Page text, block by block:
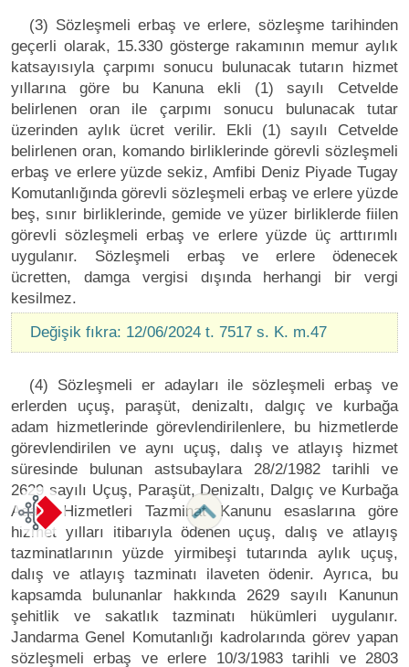
(3) Sözleşmeli erbaş ve erlere, sözleşme tarihinden
geçerli olarak, 15.330 gösterge rakamının memur aylık
katsayısıyla çarpımı sonucu bulunacak tutarın hizmet
yıllarına göre bu Kanuna ekli (1) sayılı Cetvelde
belirlenen oran ile çarpımı sonucu bulunacak tutar
üzerinden aylık ücret verilir. Ekli (1) sayılı Cetvelde
belirlenen oran, komando birliklerinde görevli sözleşmeli
erbaş ve erlere yüzde sekiz, Amfibi Deniz Piyade Tugay
Komutanlığında görevli sözleşmeli erbaş ve erlere yüzde
beş, sınır birliklerinde, gemide ve yüzer birliklerde fiilen
görevli sözleşmeli erbaş ve erlere yüzde üç arttırımlı
uygulanır. Sözleşmeli erbaş ve erlere ödenecek
ücretten, damga vergisi dışında herhangi bir vergi
kesilmez.
Değişik fıkra: 12/06/2024 t. 7517 s. K. m.47
(4) Sözleşmeli er adayları ile sözleşmeli erbaş ve
erlerden uçuş, paraşüt, denizaltı, dalgıç ve kurbağa
adam hizmetlerinde görevlendirilenlere, bu hizmetlerde
görevlendirilen ve aynı uçuş, dalış ve atlayış hizmet
süresinde bulunan astsubaylara 28/2/1982 tarihli ve
2629 sayılı Uçuş, Paraşüt, Denizaltı, Dalgıç ve Kurbağa
Adam Hizmetleri Tazminat Kanunu esaslarına göre
hizmet yılları itibarıyla ödenen uçuş, dalış ve atlayış
tazminatlarının yüzde yirmibeşi tutarında aylık uçuş,
dalış ve atlayış tazminatı ilaveten ödenir. Ayrıca, bu
kapsamda bulunanlar hakkında 2629 sayılı Kanunun
şehitlik ve sakatlık tazminatı hükümleri uygulanır.
Jandarma Genel Komutanlığı kadrolarında görev yapan
sözleşmeli erbaş ve erlere 10/3/1983 tarihli ve 2803